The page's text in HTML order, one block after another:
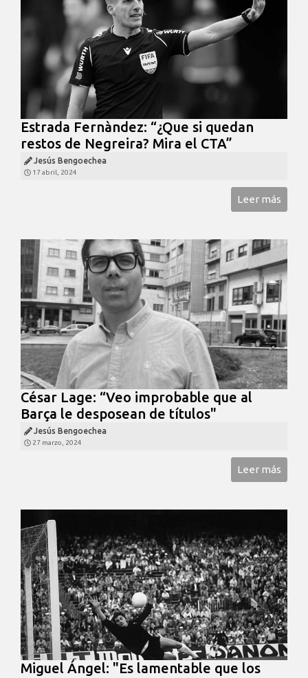
Estrada Fernàndez: “¿Que si quedan
restos de Negreira? Mira el CTA”
Jesús Bengoechea
17 abril, 2024
Leer más
César Lage: “Veo improbable que al
Barça le desposean de títulos"
Jesús Bengoechea
27 marzo, 2024
Leer más
Miguel Ángel: "Es lamentable que los